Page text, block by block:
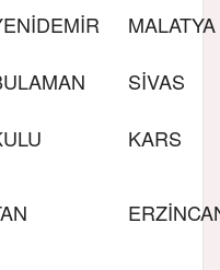
MALATYA
SİVAS
KARS